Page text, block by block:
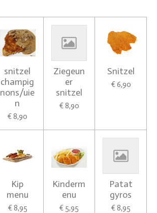
snitzel
champig
nons/uie
n
€ 8,90
Ziegeun
er
snitzel
€ 8,90
Snitzel
€ 6,90
Kip
menu
€ 8,95
Kinderm
enu
€ 5,95
Patat
gyros
€ 8,95